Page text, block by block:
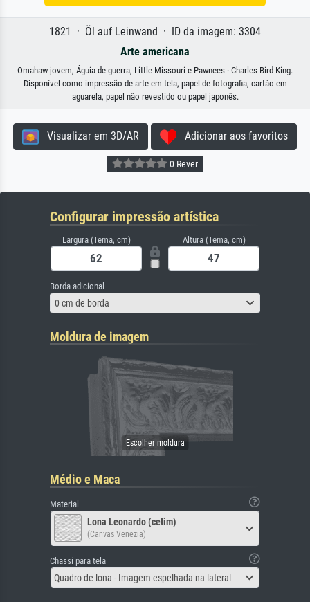
1821 · Öl auf Leinwand · ID da imagem: 3304
Arte americana
Omahaw jovem, Águia de guerra, Little Missouri e Pawnees · Charles Bird King.
Disponível como impressão de arte em tela, papel de fotografia, cartão em
aguarela, papel não revestido ou papel japonês.
Visualizar em 3D/AR Adicionar aos favoritos
0 Rever
Configurar impressão artística
Largura (Tema, cm) Altura (Tema, cm)
Borda adicional
0 cm de borda
Moldura de imagem
Médio e Maca
Material
Lona Leonardo (cetim)
(Canvas Venezia)
Chassi para tela
Quadro de lona - Imagem espelhada na lateral